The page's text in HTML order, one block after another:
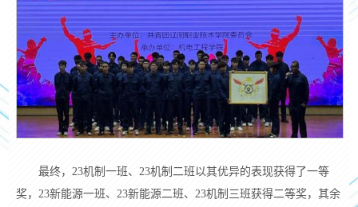
最终， 23机制一班、23机制二班以其优异的表现获得了一等
奖 ， 23新能源一班、23新能源二班、23机制三班获得二等奖， 其余